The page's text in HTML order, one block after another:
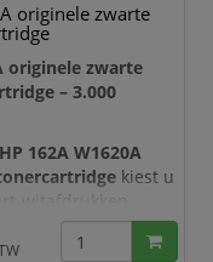
is ideaal voor
waar
en constante
originele zwarte
originele zwarte
– 3.000
HP 162A W1620A
kiest u
witafdrukken,
en
Deze